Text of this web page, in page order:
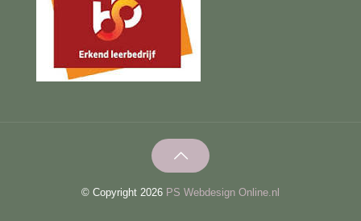
© Copyright 2026 PS Webdesign Online.nl